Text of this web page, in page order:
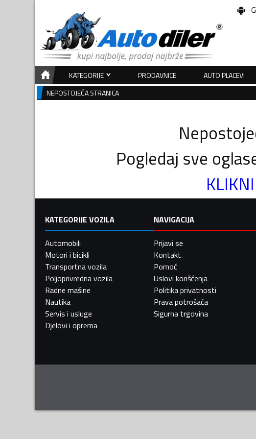
KATEGORIJE PRODAVNICE AUTO PLACEVI
NEPOSTOJEĆA STRANICA
Pogledaj sve
KATEGORIJE VOZILA
Automobili
Motori i bicikli
Transportna vozila
Poljoprivredna vozila
Radne mašine
Nautika
Servis i usluge
Djelovi i oprema
NAVIGACIJA
Prijavi se
Kontakt
Pomoć
Uslovi korišćenja
Politika privatnosti
Prava potrošača
Sigurna trgovina